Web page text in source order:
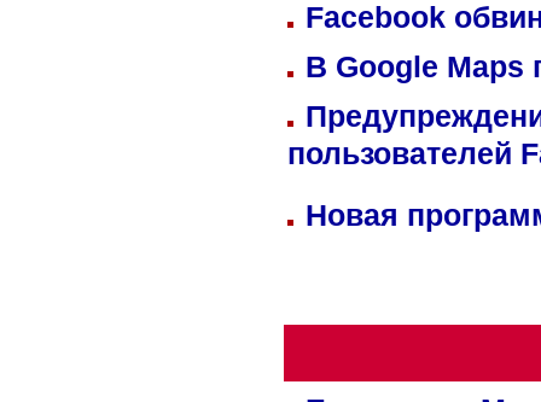
Facebook
В Google Maps
пользователей
Новая